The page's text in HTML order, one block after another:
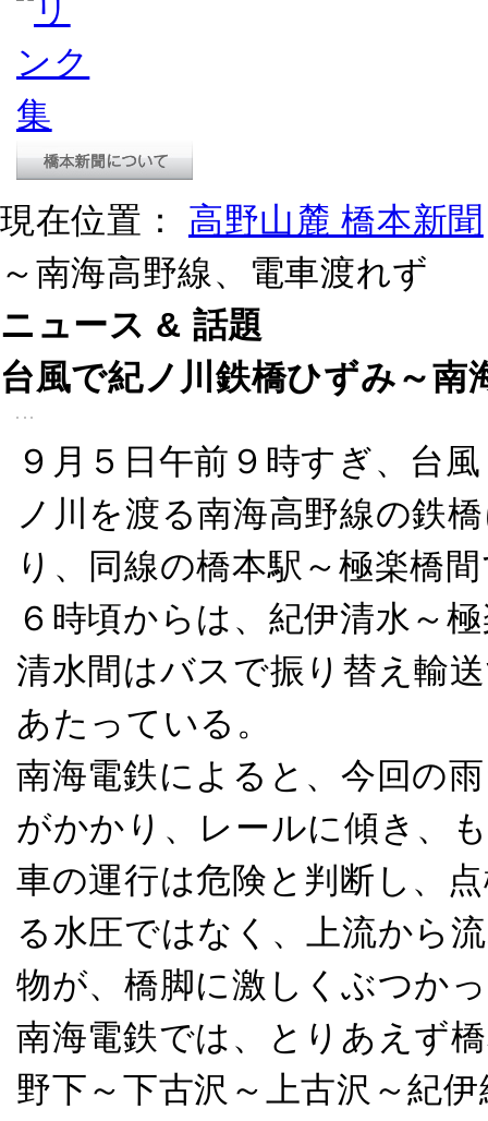
現在位置： 高野山麓 橋本新聞
～南海高野線、電車渡れず
ニュース & 話題
台風で紀ノ川鉄橋ひずみ～南
９月５日午前９時すぎ、台
ノ川を渡る南海高野線の鉄
り、同線の橋本駅～極楽橋
６時頃からは、紀伊清水～
清水間はバスで振り替え輸
あたっている。
南海電鉄によると、今回の
がかかり、レールに傾き、
車の運行は危険と判断し、
る水圧ではなく、上流から
物が、橋脚に激しくぶつか
南海電鉄では、とりあえず
野下～下古沢～上古沢～紀